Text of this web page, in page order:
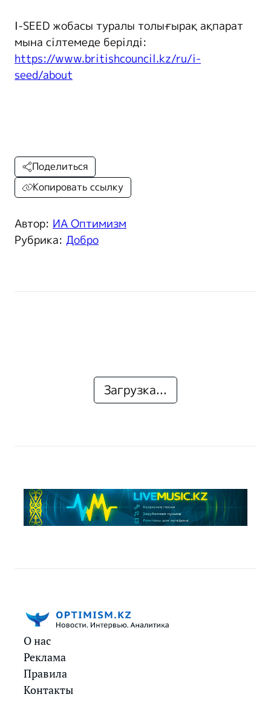
I-SEED жобасы туралы толығырақ ақпарат
мына сілтемеде берілді:
https://www.britishcouncil.kz/ru/i-
seed/about
Автор: ИА Оптимизм
Рубрика: Добро
Поделиться
Копировать ссылку
Загрузка...
О нас
Реклама
Правила
Контакты